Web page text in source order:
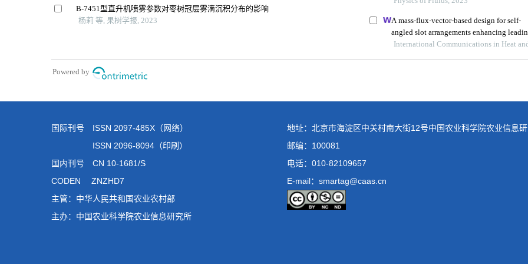
国际刊号 ISSN 2097-485X（网络）
ISSN 2096-8094（印刷）
国内刊号 CN 10-1681/S
CODEN ZNZHD7
主管：中华人民共和国农业农村部
主办：中国农业科学院农业信息研究所
地址：北京市海淀区中关村南大街12号中国农业科学院农业信息
邮编：100081
电话： 010-82109657
E-mail：smartag@caas.cn